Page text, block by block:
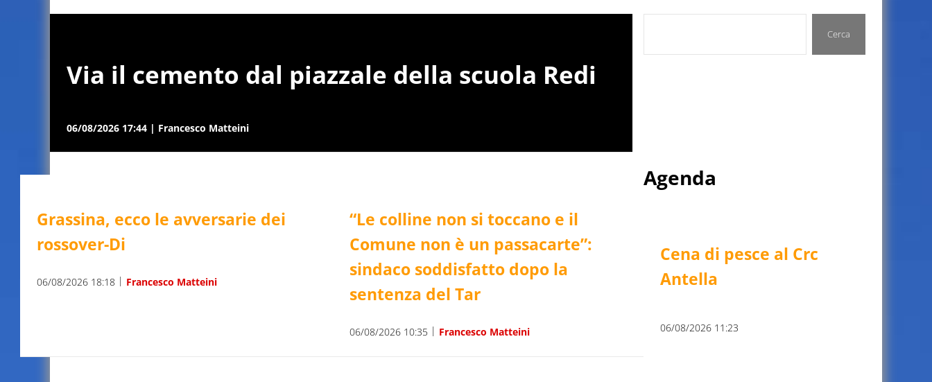
Via il cemento dal piazzale della scuola Redi
06/08/2026 17:44 | Francesco Matteini
Grassina, ecco le avversarie dei
rossover-Di
06/08/2026 18:18 | Francesco Matteini
“Le colline non si toccano e il
Comune non è un passacarte”:
sindaco soddisfatto dopo la
sentenza del Tar
06/08/2026 10:35 | Francesco Matteini
Cerca
Agenda
Cena di pesce al Crc
Antella
06/08/2026 11:23